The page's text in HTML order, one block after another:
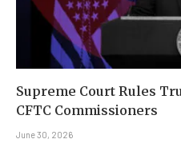
Supreme Court Rules
CFTC Commissioners
June 30, 2026